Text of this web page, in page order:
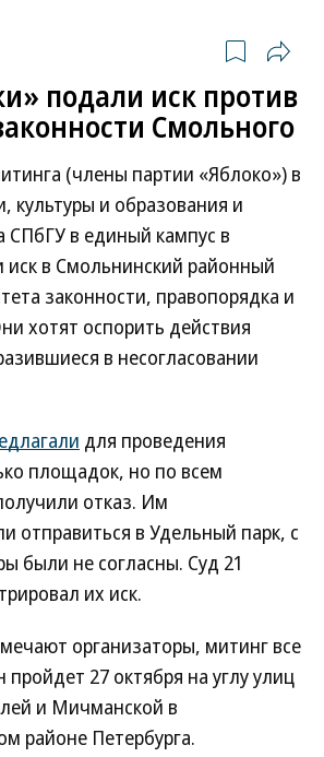
подали иск против
Смольного
(члены партии «Яблоко») в
культуры и образования и
СПбГУ в единый кампус в
в Смольнинский районный
законности, правопорядка и
хотят оспорить действия
в несогласовании
для проведения
площадок, но по всем
отказ. Им
отправиться в Удельный парк, с
были не согласны. Суд 21
их иск.
организаторы, митинг все
пройдет 27 октября на углу улиц
и Мичманской в
районе Петербурга.